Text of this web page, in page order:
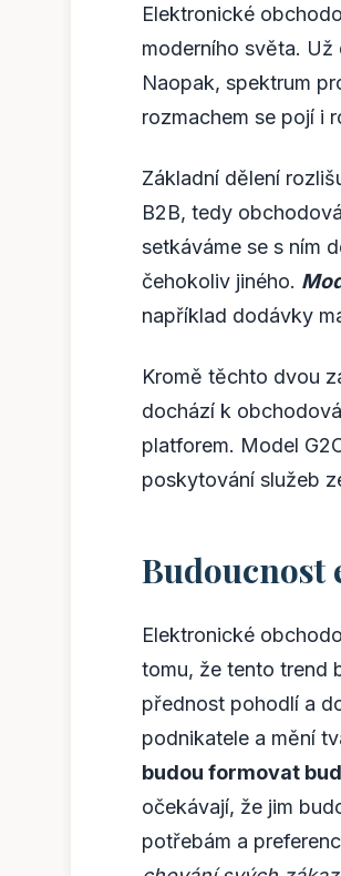
Elektronické
moderního světa. Už
Naopak, spektrum
rozmachem se pojí i
Základní dělení
B2B, tedy
setkáváme se s ním
čehokoliv jiného.
například dodávky
Kromě těchto dvou
dochází k
platforem. Model
poskytování služeb
Budoucnost
Elektronické
tomu, že tento trend
přednost pohodlí a
podnikatele a mění
budou formovat
očekávají, že jim
potřebám a